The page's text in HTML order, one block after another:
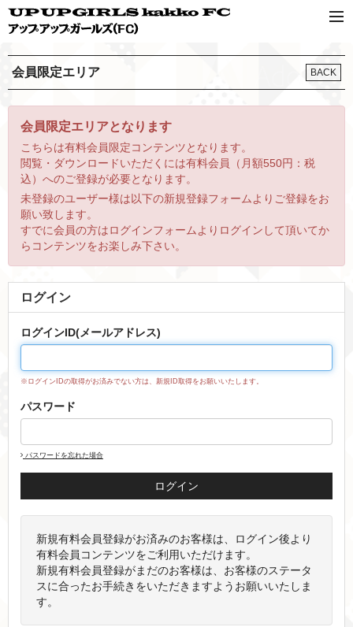
会員限定エリア BACK
会員限定エリアとなります
こちらは有料会員限定コンテンツとなります。
閲覧・ダウンロードいただくには有料会員（月額550円：税
込）へのご登録が必要となります。
未登録のユーザー様は以下の新規登録フォームよりご登録をお
願い致します。
すでに会員の方はログインフォームよりログインして頂いてか
らコンテンツをお楽しみ下さい。
ログイン
ログインID(メールアドレス)
※ログインIDの取得がお済みでない方は、新規ID取得をお願いいたします。
パスワード
パスワードを忘れた場合
新規有料会員登録がお済みのお客様は、ログイン後より
有料会員コンテンツをご利用いただけます。
新規有料会員登録がまだのお客様は、お客様のステータ
スに合ったお手続きをいただきますようお願いいたしま
す。